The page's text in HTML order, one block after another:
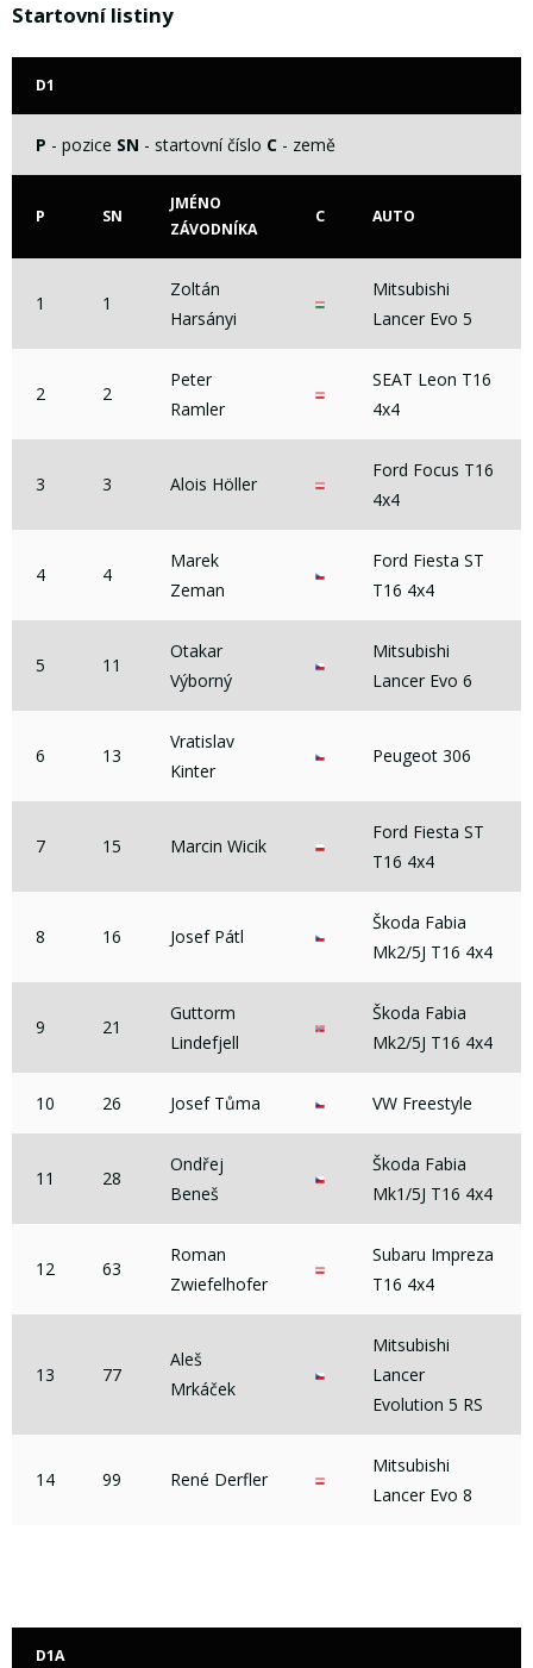
Startovní listiny
D1
P - pozice SN - startovní číslo C - země
P SN
JMÉNO
ZÁVODNÍKA
C AUTO
1 1
Zoltán
Harsányi
Mitsubishi
Lancer Evo 5
2 2
Peter
Ramler
SEAT Leon T16
4x4
3 3 Alois Höller
Ford Focus T16
4x4
4 4
Marek
Zeman
Ford Fiesta ST
T16 4x4
5 11
Otakar
Výborný
Mitsubishi
Lancer Evo 6
6 13
Vratislav
Kinter
Peugeot 306
7 15 Marcin Wicik
Ford Fiesta ST
T16 4x4
8 16 Josef Pátl
Škoda Fabia
Mk2/5J T16 4x4
9 21
Guttorm
Lindefjell
Škoda Fabia
Mk2/5J T16 4x4
10 26 Josef Tůma VW Freestyle
11 28
Ondřej
Beneš
Škoda Fabia
Mk1/5J T16 4x4
12 63
Roman
Zwiefelhofer
Subaru Impreza
T16 4x4
13 77
Aleš
Mrkáček
Mitsubishi
Lancer
Evolution 5 RS
14 99 René Derfler
Mitsubishi
Lancer Evo 8
D1A